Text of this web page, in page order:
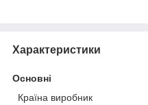
Характеристики
Основні
Країна виробник